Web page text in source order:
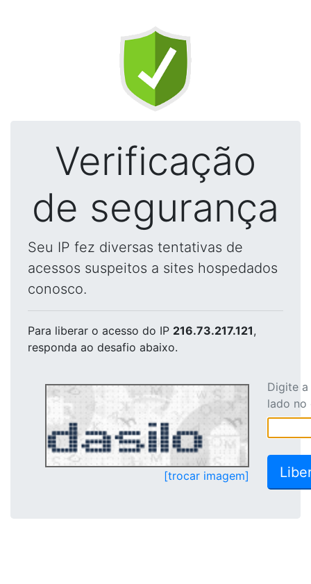
Verificação
de segurança
Seu IP fez diversas tentativas de
acessos suspeitos a sites hospedados
conosco.
Para liberar o acesso do IP 216.73.217.121,
responda ao desafio abaixo.
[trocar imagem]
Digite
lado no